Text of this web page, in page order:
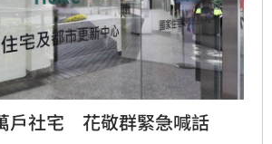
戶社宅　花敬群緊急喊話